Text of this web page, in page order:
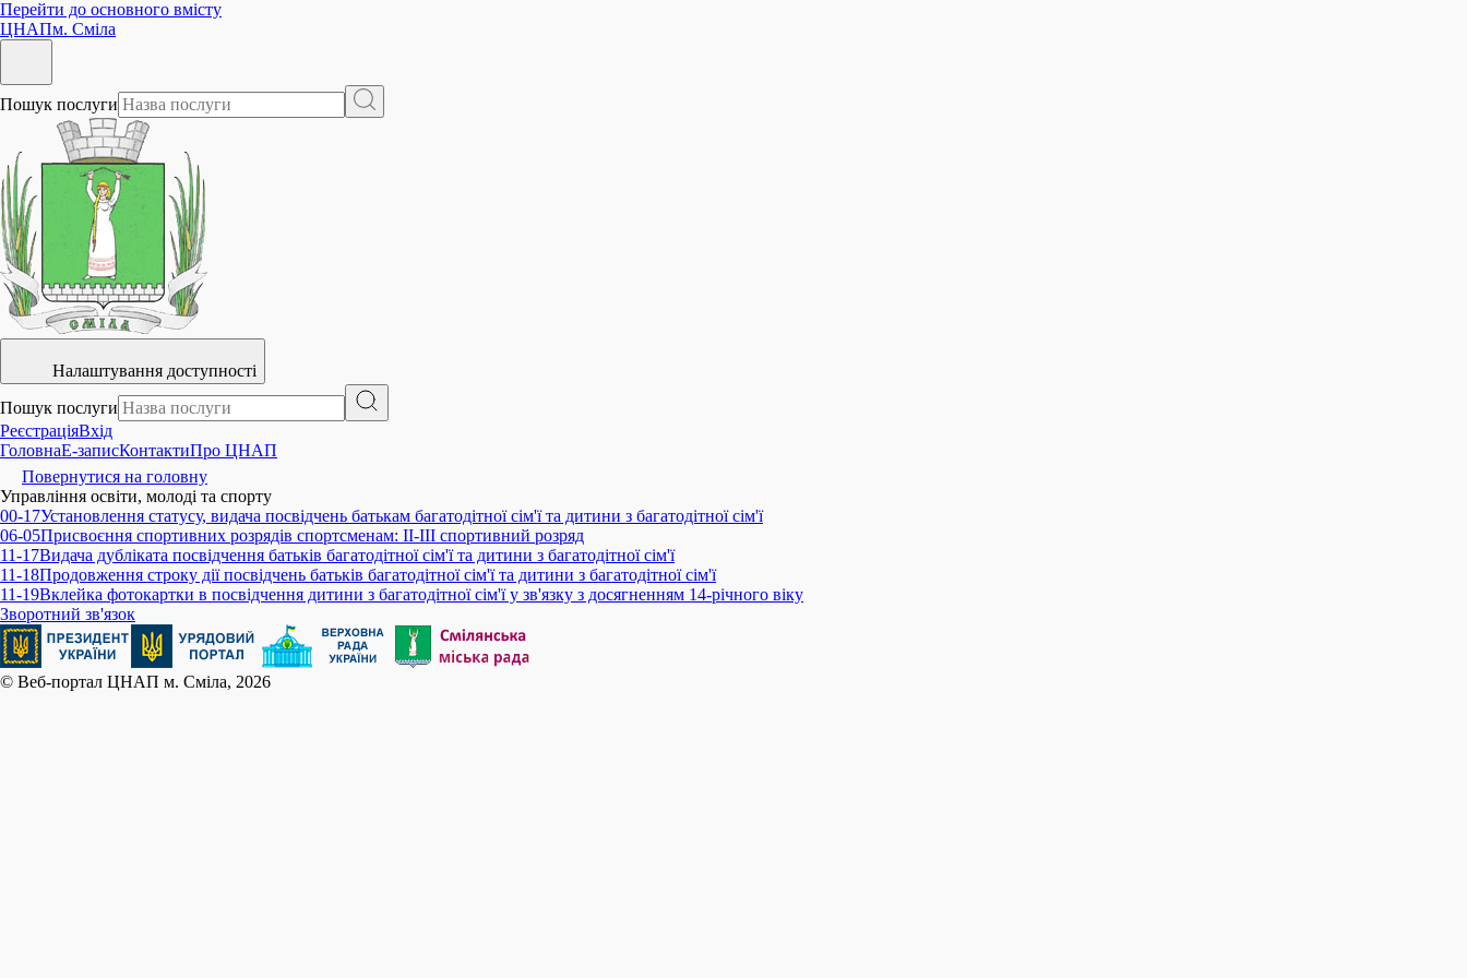
Перейти до основного вмісту
ЦНАПм. Сміла
Пошук послуги
Налаштування доступності
Пошук послуги
РеєстраціяВхід
ГоловнаE-записКонтактиПро ЦНАП
Повернутися на головну
Управління освіти, молоді та спорту
00-17Установлення статусу, видача посвідчень батькам багатодітної сім'ї та дитини з багатодітної сім'ї
06-05Присвоєння спортивних розрядів спортсменам: ІІ-ІІІ спортивний розряд
11-17Видача дубліката посвідчення батьків багатодітної сім'ї та дитини з багатодітної сім'ї
11-18Продовження строку дії посвідчень батьків багатодітної сім'ї та дитини з багатодітної сім'ї
11-19Вклейка фотокартки в посвідчення дитини з багатодітної сім'ї у зв'язку з досягненням 14-річного віку
Зворотний зв'язок
© Веб-портал ЦНАП м. Сміла, 2026